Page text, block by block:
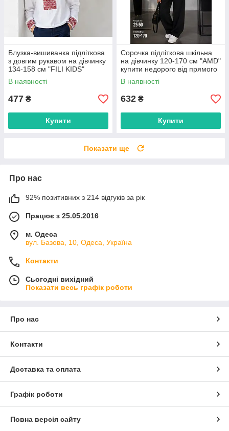
Блузка-вишиванка підліткова
з довгим рукавом на дівчинку
134-158 см "FILI KIDS"
недорого від прямого
постачальника
В наявності
477 ₴
Купити
Сорочка підліткова шкільна
на дівчинку 120-170 см "AMD"
купити недорого від прямого
постачальника
В наявності
632 ₴
Купити
Показати ще
Про нас
92% позитивних з 214 відгуків за рік
Працює з 25.05.2016
м. Одеса
вул. Базова, 10, Одеса, Україна
Контакти
Сьогодні вихідний
Показати весь графік роботи
Про нас
Контакти
Доставка та оплата
Графік роботи
Повна версія сайту